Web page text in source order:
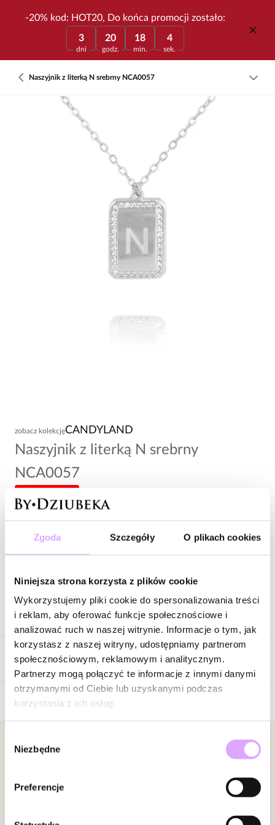
Zgoda Szczegóły O plikach cookies
Niniejsza strona korzysta z plików cookie
Wykorzystujemy pliki cookie do spersonalizowania treści
i reklam, aby oferować funkcje społecznościowe i
analizować ruch w naszej witrynie. Informacje o tym, jak
korzystasz z naszej witryny, udostępniamy partnerom
społecznościowym, reklamowym i analitycznym.
Partnerzy mogą połączyć te informacje z innymi danymi
otrzymanymi od Ciebie lub uzyskanymi podczas
korzystania z ich usług.
zgody
Niezbędne
Preferencje
-20% kod: HOT20, Do końca promocji zostało:
3
dni
20
godz.
18
min.
4
sek.
Naszyjnik z literką N srebrny NCA0057
zobacz kolekcjęCANDYLAND
Naszyjnik z literką N srebrny
NCA0057
128,00 zł
Wysyłka do 2 dni roboczych
Opis produktu
Surowiec: srebro próba 925.
Kolor surowca: srebrny.
Wielkość zawieszki: 0,92 cm x 1,32 cm.
Długość: 38 cm + 5 cm łańcuszek wydłużający.
Rodzaj zapięcia: karabińczyk.
Zobacz inne produkty z kolekcji Cancyland
Opinie
Bądź pierwszą osobą, która podzieli się opinią o tym
Powiadomienie
Newsletter